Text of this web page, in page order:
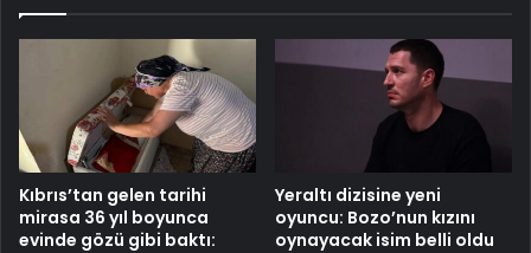
Kıbrıs’tan gelen tarihi
mirasa 36 yıl boyunca
evinde gözü gibi baktı:
Yeraltı dizisine yeni
oyuncu: Bozo’nun kızını
oynayacak isim belli oldu